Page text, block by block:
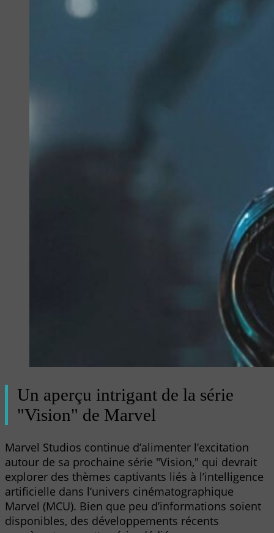
Un aperçu intrigant de la série
"Vision" de Marvel
Marvel Studios continue d’alimenter l’excitation
autour de sa prochaine série "Vision," qui devrait
explorer des thèmes captivants liés à l’intelligence
artificielle dans l’univers cinématographique
Marvel (MCU). Bien que peu d’informations soient
disponibles, des développements récents